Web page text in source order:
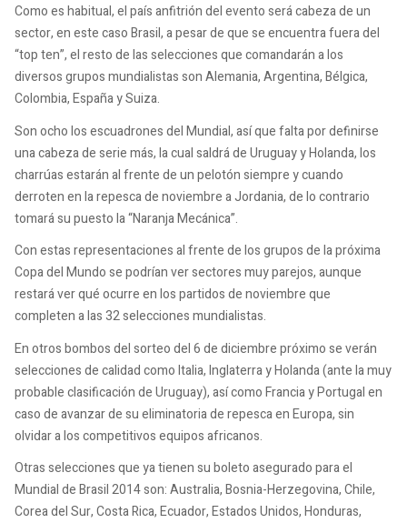
Como es habitual, el país anfitrión del evento será cabeza de un
sector, en este caso Brasil, a pesar de que se encuentra fuera del
“top ten”, el resto de las selecciones que comandarán a los
diversos grupos mundialistas son Alemania, Argentina, Bélgica,
Colombia, España y Suiza.
Son ocho los escuadrones del Mundial, así que falta por definirse
una cabeza de serie más, la cual saldrá de Uruguay y Holanda, los
charrúas estarán al frente de un pelotón siempre y cuando
derroten en la repesca de noviembre a Jordania, de lo contrario
tomará su puesto la “Naranja Mecánica”.
Con estas representaciones al frente de los grupos de la próxima
Copa del Mundo se podrían ver sectores muy parejos, aunque
restará ver qué ocurre en los partidos de noviembre que
completen a las 32 selecciones mundialistas.
En otros bombos del sorteo del 6 de diciembre próximo se verán
selecciones de calidad como Italia, Inglaterra y Holanda (ante la muy
probable clasificación de Uruguay), así como Francia y Portugal en
caso de avanzar de su eliminatoria de repesca en Europa, sin
olvidar a los competitivos equipos africanos.
Otras selecciones que ya tienen su boleto asegurado para el
Mundial de Brasil 2014 son: Australia, Bosnia-Herzegovina, Chile,
Corea del Sur, Costa Rica, Ecuador, Estados Unidos, Honduras,